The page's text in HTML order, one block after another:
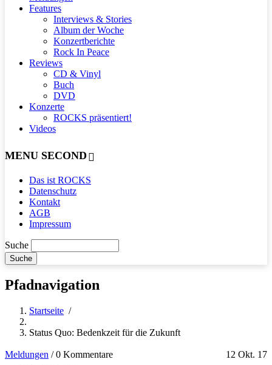
Features
Interviews & Stories
Album der Woche
Konzertberichte
Rock In Peace
Reviews
CD & Vinyl
Buch
DVD
Konzerte
ROCKS präsentiert!
Videos
MENU SECOND
Das ist ROCKS
Datenschutz
Kontakt
AGB
Impressum
Suche
Pfadnavigation
Startseite /
Status Quo: Bedenkzeit für die Zukunft
Meldungen 12 Okt. 17
/0 Kommentare